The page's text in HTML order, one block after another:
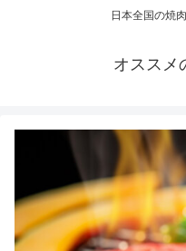
日本全国の焼
オススメ